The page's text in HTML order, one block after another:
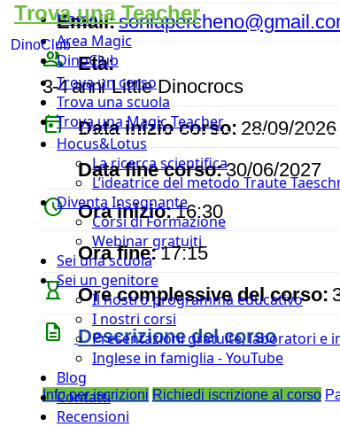
Home
Area Magic
DinoClub
Trova un corso
Trova una scuola
Trova una Magic Teacher
Hocus&Lotus
La ricerca scientifica
L’ideatrice del metodo Traute
Diventa Insegnante
Corsi di Formazione
Webinar gratuiti
Sei una scuola
Sei un genitore
Il nostro programma educativo
I nostri corsi
Presentazioni gratuite, laboratori e
Inglese in famiglia - YouTube
Blog
Contatti
Recensioni
Trova una Teacher
DinoClub
Email:
people_outline
Età:
3-4 anni Little Dinocrocs
today Data inizio corso: 28/09/2026
Data fine corso:30/06/2027
watch_later Ora inizio:16:30
timer Ora fine:17:15
hourglass_empty Ore complessive del corso:
description Descrizione del corso
Info per iscrizioni Richiedi iscrizione al corso